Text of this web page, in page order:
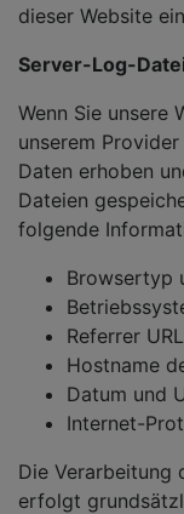
dieser Website
Server-Log-
Wenn Sie unsere
unserem
Daten erhoben
Dateien
folgende
Browsertyp
Referrer URL
Hostname
Datum und
Internet-
Die Verarbeitung
erfolgt